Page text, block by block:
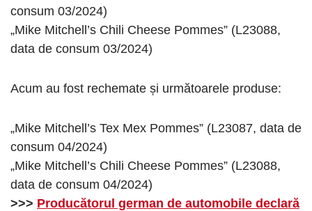
consum 03/2024)
„Mike Mitchell’s Chili Cheese Pommes” (L23088,
data de consum 03/2024)
Acum au fost rechemate și următoarele produse:
„Mike Mitchell’s Tex Mex Pommes” (L23087, data de
consum 04/2024)
„Mike Mitchell’s Chili Cheese Pommes” (L23088,
data de consum 04/2024)
>>> Producătorul german de automobile declară